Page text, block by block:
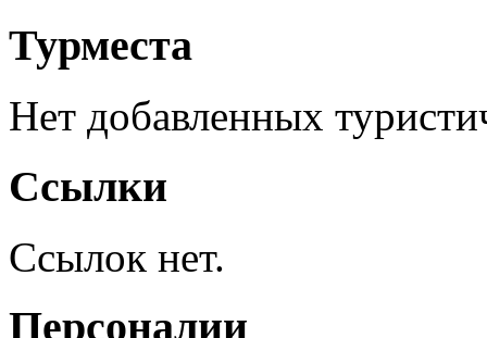
Турместа
Нет добавленных
Ссылки
Ссылок нет.
Персоналии